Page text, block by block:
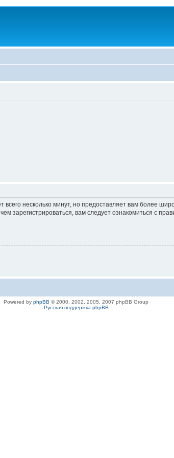
несколько минут, но предоставляет вам более
зарегистрироваться, вам следует ознакомиться с
Powered by phpBB © 2000, 2002, 2005, 2007 phpBB Group
Русская поддержка phpBB